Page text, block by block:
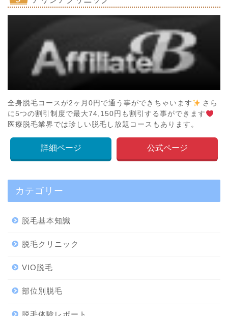
全身脱毛コースが2ヶ月0円で通う事ができちゃいます
さら
に5つの割引制度で最大74,150円も割引する事ができます
医療脱毛業界では珍しい脱毛し放題コースもあります。
詳細ページ 公式ページ
カテゴリー
脱毛基本知識
脱毛クリニック
VIO脱毛
部位別脱毛